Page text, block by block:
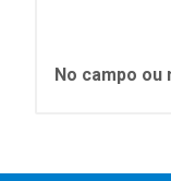
No campo ou